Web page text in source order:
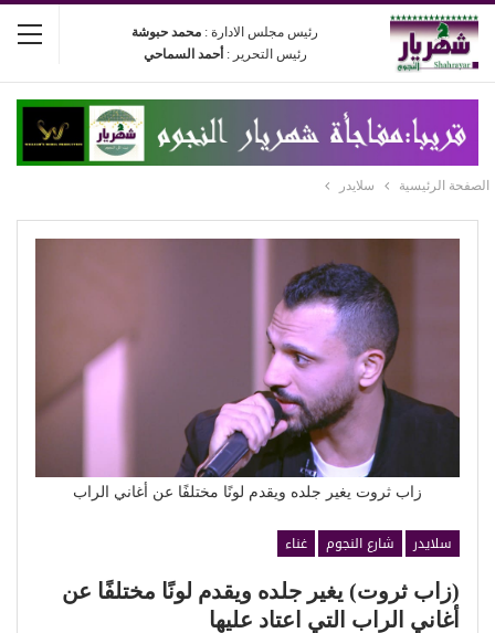
رئيس مجلس الادارة : محمد حبوشة
رئيس التحرير : أحمد السماحي
الصفحة الرئيسية سلايدر
زاب ثروت يغير جلده ويقدم لونًا مختلفًا عن أغاني الراب
سلايدر شارع النجوم
غناء
(زاب ثروت) يغير جلده ويقدم لونًا مختلفًا عن
أغاني الراب التي اعتاد عليها